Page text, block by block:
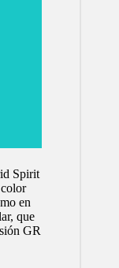
Spirit
en
que
GR